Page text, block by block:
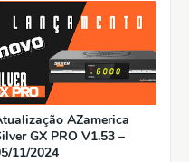
AZamerica
GX PRO V1.53 –
11/2024